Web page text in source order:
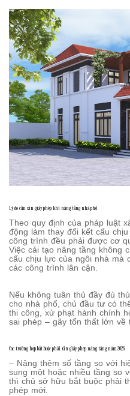
Lý do cần xin giấy phép khi nâng tầng nhà phố
Theo quy định của pháp luật
động làm thay đổi kết cấu
công trình đều phải được cơ
Việc cải tạo nâng tầng không
cấu chịu lực của ngôi nhà mà
các công trình lân cận.
Nếu không tuân thủ đầy đủ
cho nhà phố, chủ đầu tư có
thi công, xử phạt hành chính
sai phép – gây tổn thất lớn về
Các trường hợp bắt buộc phải xin giấy phép nâng tầng năm 2026
– Nâng thêm số tầng so với
sung một hoặc nhiều tầng so
thì chủ sở hữu bắt buộc phải
phép mới.